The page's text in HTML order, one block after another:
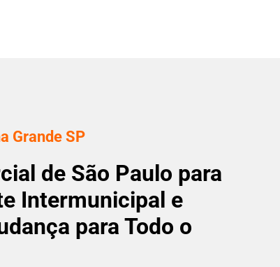
Grande SP
de São Paulo para
Intermunicipal e
para Todo o